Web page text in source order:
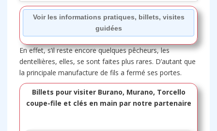
Voir les informations pratiques, billets, visites
guidées
En effet, s’il reste encore quelques pêcheurs, les
dentellières, elles, se sont faites plus rares. D’autant que
la principale manufacture de fils a fermé ses portes.
Billets pour visiter Burano, Murano, Torcello
coupe-file et clés en main par notre partenaire